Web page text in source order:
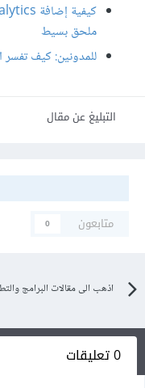
ملحق بسيط
للمدونين: كيف تفسر
التبليغ عن مقال
متابعون
0
اذهب الى مقالات البرامج
0 تعليقات